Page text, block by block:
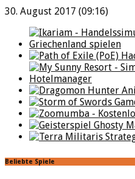
30. August 2017 (09:16)
Beliebte Spiele